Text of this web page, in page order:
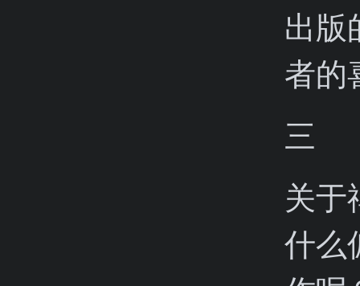
出版
者的
三
关于
什么